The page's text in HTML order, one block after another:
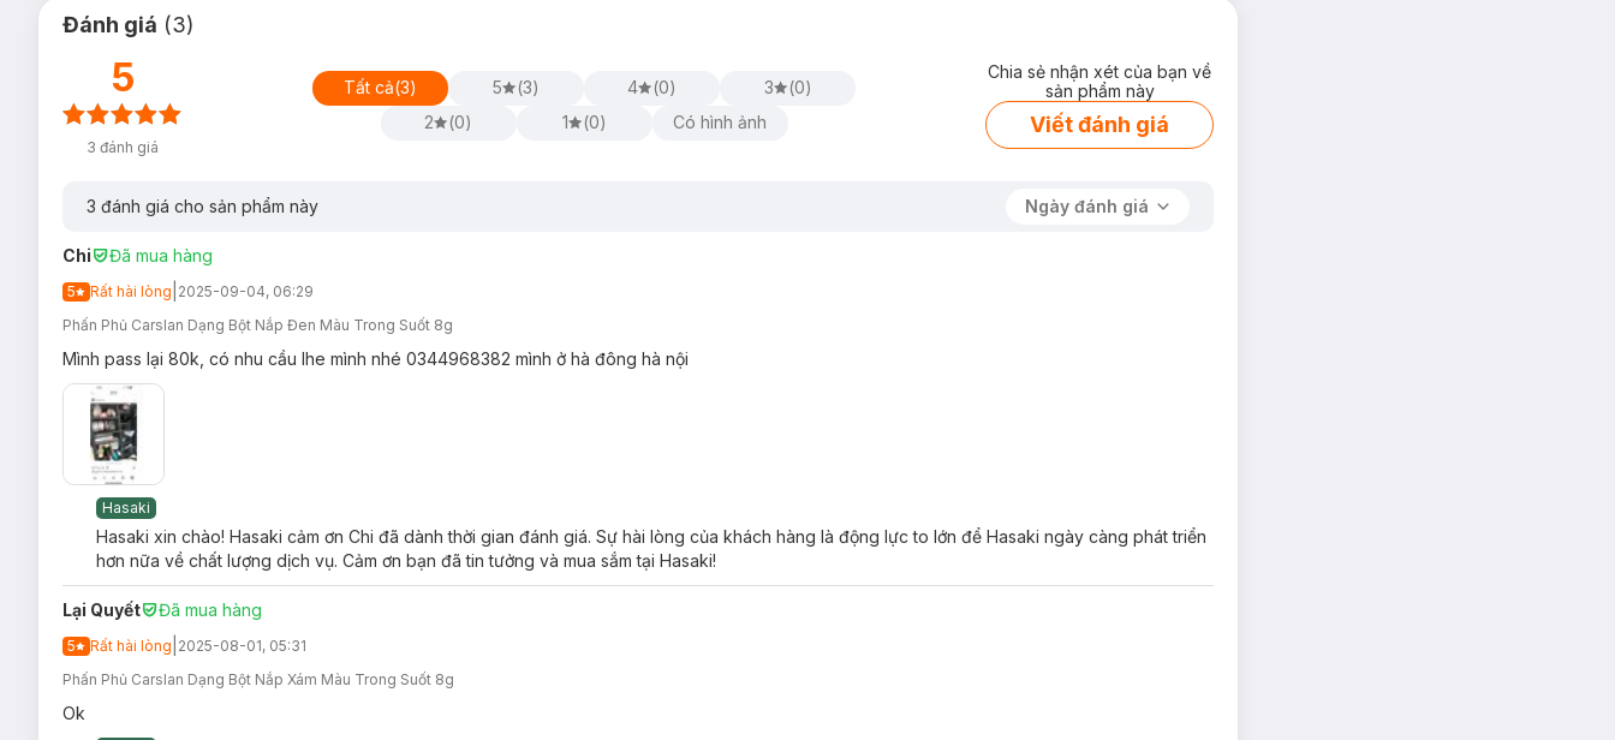
da xỉn màu.
Đánh giá (3)
5
3 đánh giá
Tất cả(3) 5 (3) 4 (0) 3 (0)
2
(0) 1 (0) Có hình ảnh
Chia sẻ nhận xét của bạn về
sản phẩm này
Viết đánh giá
3 đánh giá cho sản phẩm này Ngày đánh giá
Chi Đã mua hàng
5 Rất hài lòng 2025-09-04, 06:29
Phấn Phủ Carslan Dạng Bột Nắp Đen Màu Trong Suốt 8g
Mình pass lại 80k, có nhu cầu lhe mình nhé 0344968382 mình ở hà đông hà nội
Hasaki
Hasaki xin chào! Hasaki cảm ơn Chi đã dành thời gian đánh giá. Sự hài lòng của khách hàng là động lực to lớn để Hasaki ngày càng phát triển
hơn nữa về chất lượng dịch vụ. Cảm ơn bạn đã tin tưởng và mua sắm tại Hasaki!
Lại Quyết Đã mua hàng
5 Rất hài lòng 2025-08-01, 05:31
Phấn Phủ Carslan Dạng Bột Nắp Xám Màu Trong Suốt 8g
Ok